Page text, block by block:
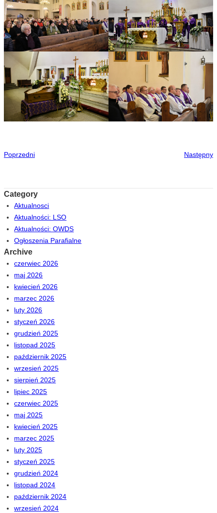
Poprzedni Następny
Category
Aktualnosci
Aktualności: LSO
Aktualności: OWDS
Ogłoszenia Parafialne
Archive
czerwiec 2026
maj 2026
kwiecień 2026
marzec 2026
luty 2026
styczeń 2026
grudzień 2025
listopad 2025
październik 2025
wrzesień 2025
sierpień 2025
lipiec 2025
czerwiec 2025
maj 2025
kwiecień 2025
marzec 2025
luty 2025
styczeń 2025
grudzień 2024
listopad 2024
październik 2024
wrzesień 2024